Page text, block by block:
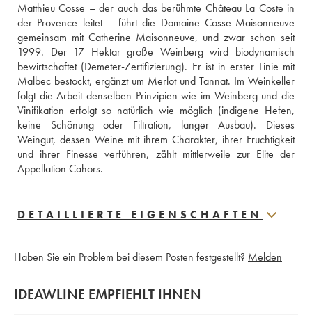
Matthieu Cosse – der auch das berühmte Château La Coste in
der Provence leitet – führt die Domaine Cosse-Maisonneuve
gemeinsam mit Catherine Maisonneuve, und zwar schon seit
1999. Der 17 Hektar große Weinberg wird biodynamisch
bewirtschaftet (Demeter-Zertifizierung). Er ist in erster Linie mit
Malbec bestockt, ergänzt um Merlot und Tannat. Im Weinkeller
folgt die Arbeit denselben Prinzipien wie im Weinberg und die
Vinifikation erfolgt so natürlich wie möglich (indigene Hefen,
keine Schönung oder Filtration, langer Ausbau). Dieses
Weingut, dessen Weine mit ihrem Charakter, ihrer Fruchtigkeit
und ihrer Finesse verführen, zählt mittlerweile zur Elite der
Appellation Cahors.
DETAILLIERTE EIGENSCHAFTEN
Haben Sie ein Problem bei diesem Posten festgestellt? Melden
IDEAWLINE EMPFIEHLT IHNEN